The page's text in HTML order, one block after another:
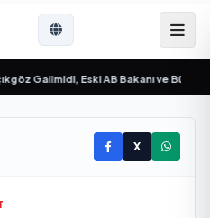
Galimidi, Eski AB Bakanı ve
X